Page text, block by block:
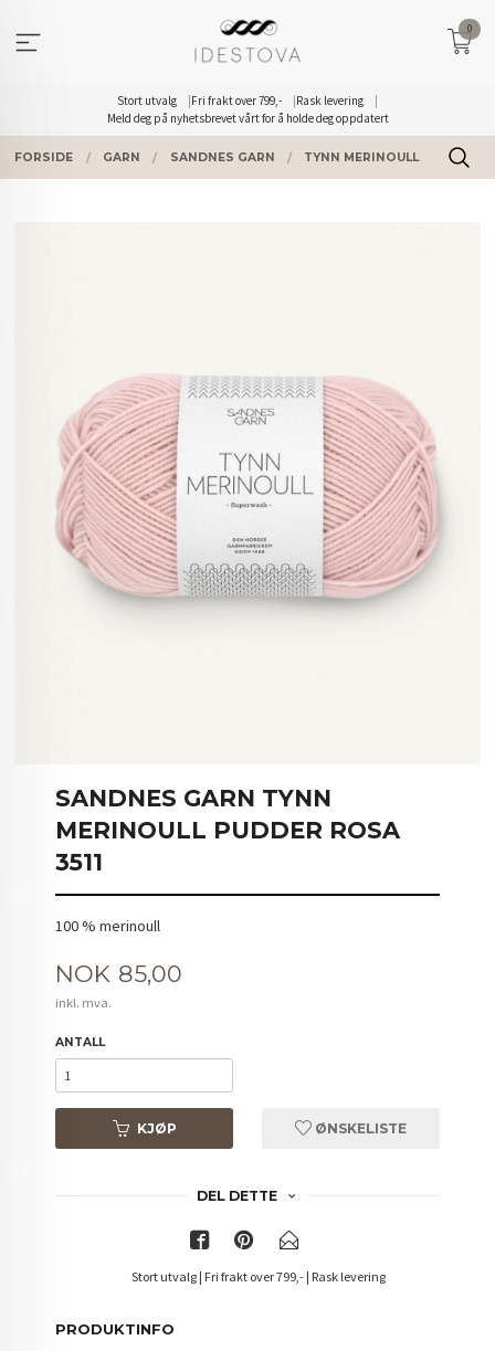
innholdet
Stort utvalg Fri frakt over 799,-
Rask levering
Meld deg på nyhetsbrevet vårt for å holde deg oppdatert
0
FORSIDE GARN SANDNES GARN TYNN MERINOULL
SANDNES GARN TYNN
MERINOULL PUDDER ROSA
3511
100 % merinoull
Pris
NOK 85,00
inkl. mva.
ANTALL
KJØP ØNSKELISTE
DEL DETTE
Stort utvalg | Fri frakt over 799,- | Rask levering
PRODUKTINFO